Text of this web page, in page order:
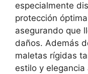
especialmente
protección
asegurando que
daños. Además
maletas rígidas
estilo y elegancia